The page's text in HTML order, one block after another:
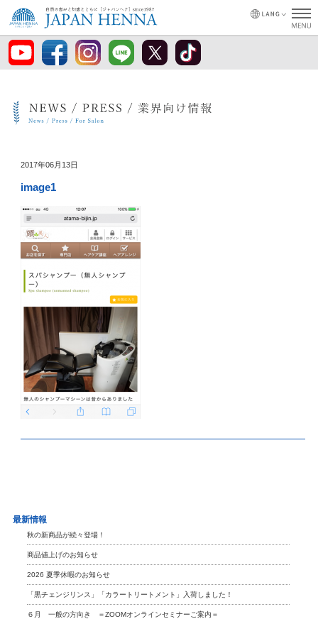
2017年06月13日
image1
最新情報
秋の新商品が続々登場！
商品値上げのお知らせ
2026 夏季休暇のお知らせ
「黒チェンジリンス」「カラートリートメント」入荷しました！
６月 一般の方向き ＝ZOOMオンラインセミナーご案内＝